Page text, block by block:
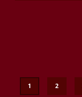
1 2